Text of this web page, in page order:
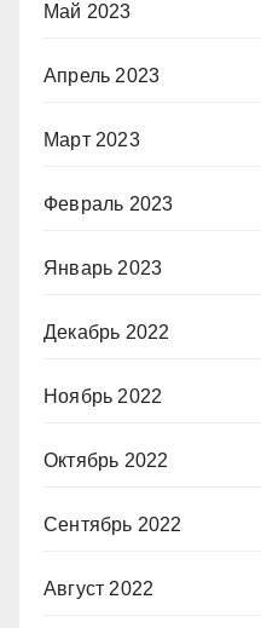
Май 2023
Апрель 2023
Март 2023
Февраль 2023
Январь 2023
Декабрь 2022
Ноябрь 2022
Октябрь 2022
Сентябрь 2022
Август 2022